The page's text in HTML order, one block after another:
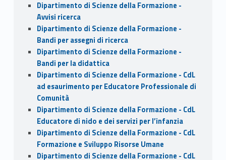
Dipartimento di Scienze della Formazione -
Avvisi ricerca
Dipartimento di Scienze della Formazione -
Bandi per assegni di ricerca
Dipartimento di Scienze della Formazione -
Bandi per la didattica
Dipartimento di Scienze della Formazione - CdL
ad esaurimento per Educatore Professionale di
Comunità
Dipartimento di Scienze della Formazione - CdL
Educatore di nido e dei servizi per l’infanzia
Dipartimento di Scienze della Formazione - CdL
Formazione e Sviluppo Risorse Umane
Dipartimento di Scienze della Formazione - CdL